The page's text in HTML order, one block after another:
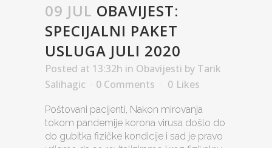
09 JUL OBAVIJEST:
SPECIJALNI PAKET
USLUGA JULI 2020
Posted at 13:32h in Obavijesti by Tarik
Salihagic
0 Comments 0 Likes
Poštovani pacijenti, Nakon mirovanja
tokom pandemije korona virusa došlo do
do gubitka fizičke kondicije i sad je pravo